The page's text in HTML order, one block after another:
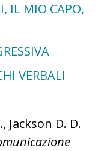
IL MIO CAPO,
VERBALI
Jackson D. D.